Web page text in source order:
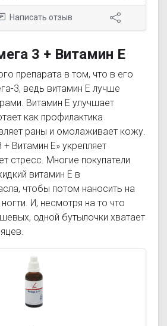
Написать отзыв
3 + Витамин Е
препарата в том, что в его
3, ведь витамин Е лучше
Витамин Е улучшает
как профилактика
раны и омолаживает кожу.
Витамин Е» укрепляет
стресс. Многие покупатели
витамин Е в
чтобы потом наносить на
И, несмотря на то что
одной бутылочки хватает